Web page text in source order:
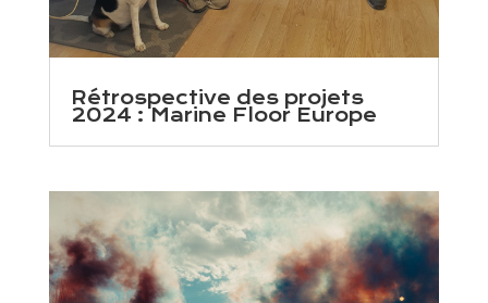
Rétrospective des projets
2024 : Marine Floor Europe